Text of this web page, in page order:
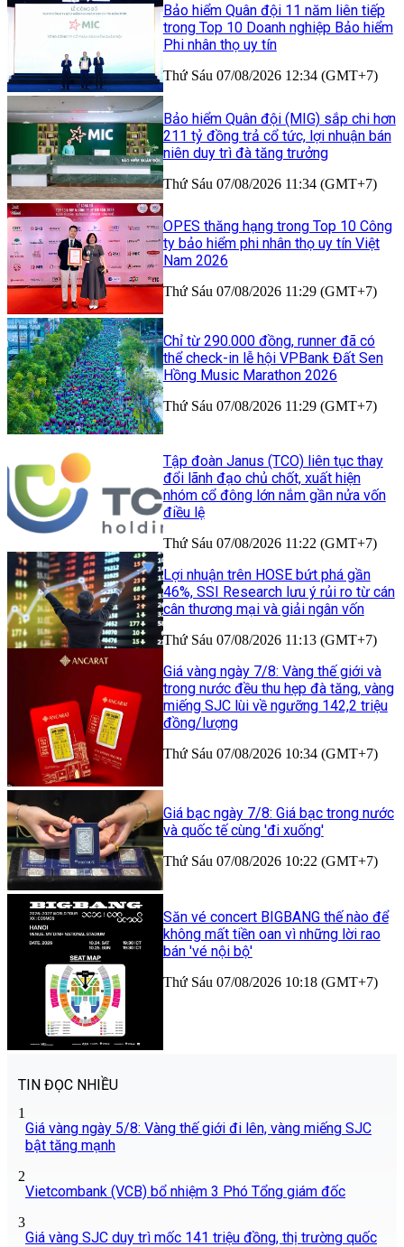
Bảo hiểm Quân đội 11 năm liên tiếp
trong Top 10 Doanh nghiệp Bảo hiểm
Phi nhân thọ uy tín
Thứ Sáu 07/08/2026 12:34 (GMT+7)
Bảo hiểm Quân đội (MIG) sắp chi hơn
211 tỷ đồng trả cổ tức, lợi nhuận bán
niên duy trì đà tăng trưởng
Thứ Sáu 07/08/2026 11:34 (GMT+7)
OPES thăng hạng trong Top 10 Công
ty bảo hiểm phi nhân thọ uy tín Việt
Nam 2026
Thứ Sáu 07/08/2026 11:29 (GMT+7)
Chỉ từ 290.000 đồng, runner đã có
thể check-in lễ hội VPBank Đất Sen
Hồng Music Marathon 2026
Thứ Sáu 07/08/2026 11:29 (GMT+7)
Tập đoàn Janus (TCO) liên tục thay
đổi lãnh đạo chủ chốt, xuất hiện
nhóm cổ đông lớn nắm gần nửa vốn
điều lệ
Thứ Sáu 07/08/2026 11:22 (GMT+7)
Lợi nhuận trên HOSE bứt phá gần
46%, SSI Research lưu ý rủi ro từ cán
cân thương mại và giải ngân vốn
Thứ Sáu 07/08/2026 11:13 (GMT+7)
Giá vàng ngày 7/8: Vàng thế giới và
trong nước đều thu hẹp đà tăng, vàng
miếng SJC lùi về ngưỡng 142,2 triệu
đồng/lượng
Thứ Sáu 07/08/2026 10:34 (GMT+7)
Giá bạc ngày 7/8: Giá bạc trong nước
và quốc tế cùng 'đi xuống'
Thứ Sáu 07/08/2026 10:22 (GMT+7)
Săn vé concert BIGBANG thế nào để
không mất tiền oan vì những lời rao
bán 'vé nội bộ'
Thứ Sáu 07/08/2026 10:18 (GMT+7)
TIN ĐỌC NHIỀU
1
Giá vàng ngày 5/8: Vàng thế giới đi lên, vàng miếng SJC
bật tăng mạnh
2
Vietcombank (VCB) bổ nhiệm 3 Phó Tổng giám đốc
3
Giá vàng SJC duy trì mốc 141 triệu đồng, thị trường quốc